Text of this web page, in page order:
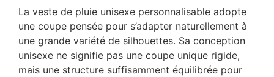
La veste de pluie unisexe personnalisable adopte
une coupe pensée pour s’adapter naturellement à
une grande variété de silhouettes. Sa conception
unisexe ne signifie pas une coupe unique rigide,
mais une structure suffisamment équilibrée pour